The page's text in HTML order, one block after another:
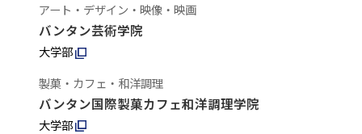
アート・デザイン・映像・映画
バンタン芸術学院
大学部
製菓・カフェ・和洋調理
バンタン国際製菓カフェ和洋調理学院
大学部